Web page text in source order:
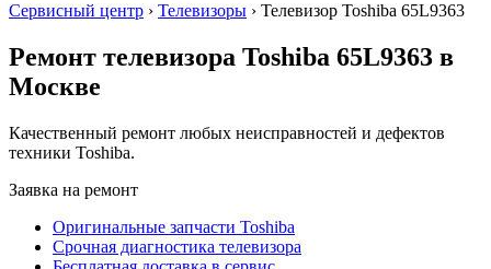
Сервисный центр › Телевизоры › Телевизор Toshiba 65L9363
Ремонт телевизора Toshiba 65L9363 в
Москве
Качественный ремонт любых неисправностей и дефектов
техники Toshiba.
Заявка на ремонт
Оригинальные запчасти Toshiba
Срочная диагностика телевизора